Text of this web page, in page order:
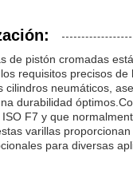
de pistón cromadas
requisitos precisos de
cilindros neumáticos,
durabilidad
F7 y que
varillas
para diversas